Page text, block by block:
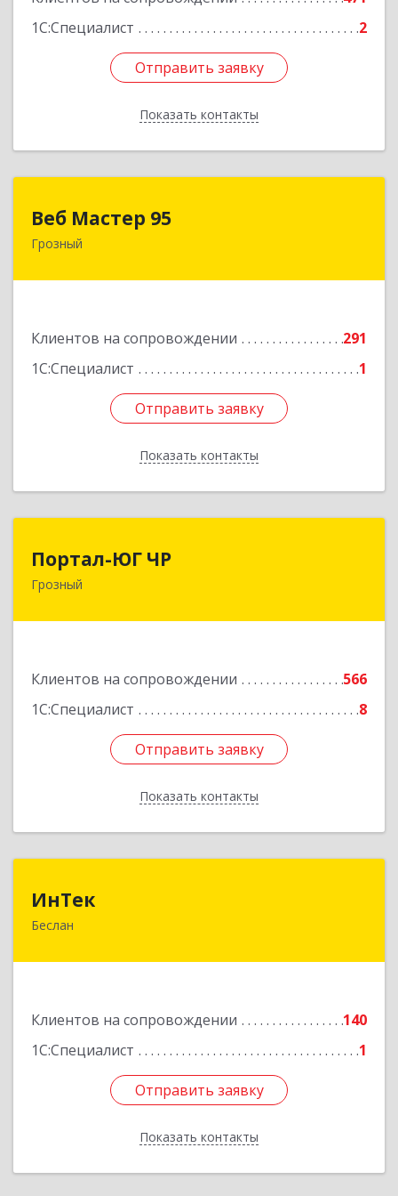
1С:Специалист
2
Отправить заявку
Показать контакты
Отправить заявку
Назад
Веб Мастер 95
Грозный
Клиентов на сопровождении
291
1С:Специалист
1
Отправить заявку
Показать контакты
Подробнее
Отправить заявку
Назад
Портал-ЮГ ЧР
Грозный
Клиентов на сопровождении
566
1С:Специалист
8
Отправить заявку
Показать контакты
364906, Чеченская Респ, Грозный г, Путина пр-
Отправить заявку
Назад
ИнТек
Беслан
Клиентов на сопровождении
140
1С:Специалист
1
Отправить заявку
Показать контакты
Подробнее
Отправить заявку
Назад